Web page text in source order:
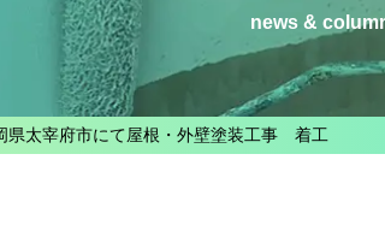
news &
県太宰府市にて屋根・外壁塗装工事 着工